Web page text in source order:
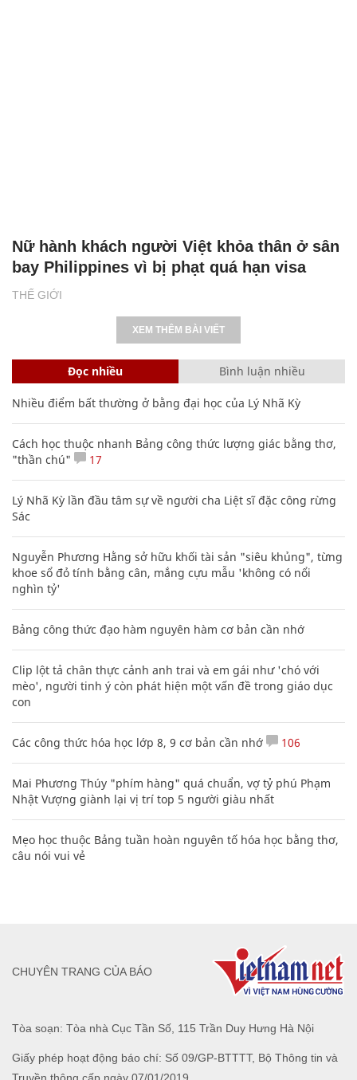
THẾ GIỚI
Nữ hành khách người Việt khỏa thân ở sân
bay Philippines vì bị phạt quá hạn visa
XEM THÊM BÀI VIẾT
Đọc nhiều Bình luận nhiều
Nhiều điểm bất thường ở bằng đại học của Lý Nhã Kỳ
Cách học thuộc nhanh Bảng công thức lượng giác bằng thơ,
"thần chú"
17
Lý Nhã Kỳ lần đầu tâm sự về người cha Liệt sĩ đặc công rừng
Sác
Nguyễn Phương Hằng sở hữu khối tài sản "siêu khủng", từng
khoe sổ đỏ tính bằng cân, mắng cựu mẫu 'không có nổi
nghìn tỷ'
Bảng công thức đạo hàm nguyên hàm cơ bản cần nhớ
Clip lột tả chân thực cảnh anh trai và em gái như 'chó với
mèo', người tinh ý còn phát hiện một vấn đề trong giáo dục
con
Các công thức hóa học lớp 8, 9 cơ bản cần nhớ 106
Mai Phương Thúy "phím hàng" quá chuẩn, vợ tỷ phú Phạm
Nhật Vượng giành lại vị trí top 5 người giàu nhất
Mẹo học thuộc Bảng tuần hoàn nguyên tố hóa học bằng thơ,
câu nói vui vẻ
Tòa soạn: Tòa nhà Cục Tần Số, 115 Trần Duy Hưng Hà Nội
Giấy phép hoạt động báo chí: Số 09/GP-BTTTT, Bộ Thông tin và
CHUYÊN TRANG CỦA BÁO